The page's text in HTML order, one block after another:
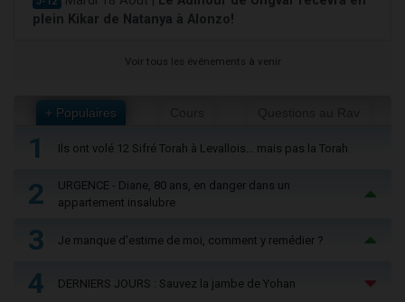
plein Kikar de Natanya à Alonzo!
Voir tous les événements à venir
+ Populaires
1 Ils ont volé 12 Sifré Torah à Levallois… mais pas la Torah
2
URGENCE - Diane, 80 ans, en danger dans un
appartement insalubre
3 Je manque d'estime de moi, comment y remédier ?
4 DERNIERS JOURS : Sauvez la jambe de Yohan